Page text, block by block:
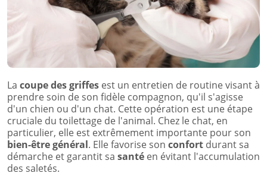
La coupe des griffes est un entretien de routine visant à
prendre soin de son fidèle compagnon, qu'il s'agisse
d'un chien ou d'un chat. Cette opération est une étape
cruciale du toilettage de l'animal. Chez le chat, en
particulier, elle est extrêmement importante pour son
bien-être général. Elle favorise son confort durant sa
démarche et garantit sa santé en évitant l'accumulation
des saletés.